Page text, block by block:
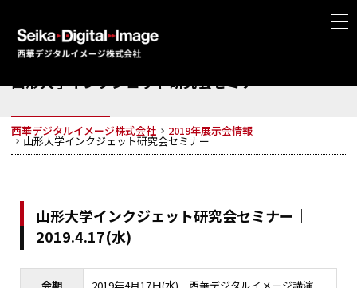
西華デジタルイメージ株式会社 2019年展示会情報
山形大学インクジェット研究会セミナー
山形大学インクジェット研究会セミナー
山形大学インクジェット研究会セミナー｜
2019.4.17(水)